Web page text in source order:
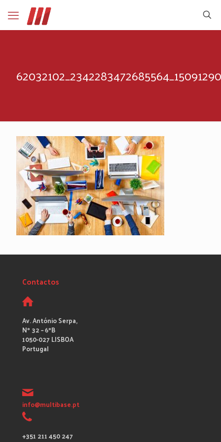
Contactos
Av. António Serpa,
Nº 32 – 6ºB
1050-027 LISBOA
Portugal
info@multibase.pt
+351 211 450 247